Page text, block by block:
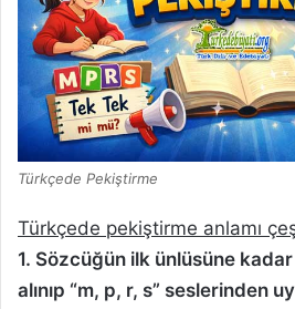
Türkçede Pekiştirme
Türkçede pekiştirme anlamı
1. Sözcüğün ilk ünlüsüne kadar
alınıp “m, p, r, s” seslerinden